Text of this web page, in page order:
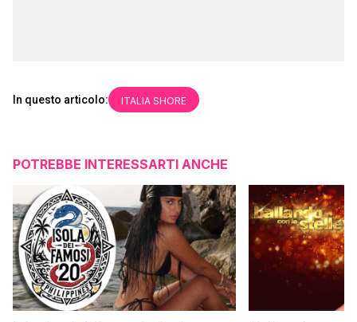
In questo articolo: ITALIA SHORE
POTREBBE INTERESSARTI ANCHE